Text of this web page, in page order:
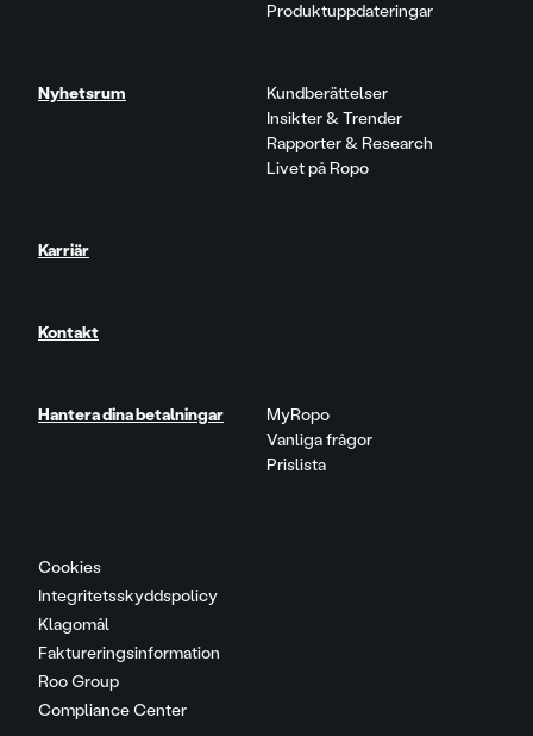
Cookies
Integritetsskyddspolicy
Klagomål
Faktureringsinformation
Roo Group
Compliance Center
Produktuppdateringar
Nyhetsrum
Kundberättelser
Insikter & Trender
Rapporter & Research
Livet på Ropo
Karriär
Kontakt
Hantera dina betalningar
MyRopo
Vanliga frågor
Prislista